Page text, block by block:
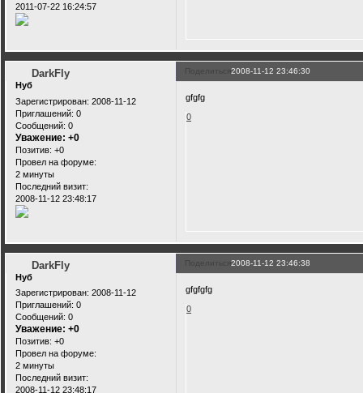
2011-07-22 16:24:57
Поделиться2008-11-12 23:46:30
DarkFly
Нуб
Зарегистрирован: 2008-11-12
Приглашений: 0
Сообщений: 0
Уважение: +0
Позитив: +0
Провел на форуме:
2 минуты
Последний визит:
2008-11-12 23:48:17
gfgfg
0
Поделиться2008-11-12 23:46:38
DarkFly
Нуб
Зарегистрирован: 2008-11-12
Приглашений: 0
Сообщений: 0
Уважение: +0
Позитив: +0
Провел на форуме:
2 минуты
Последний визит:
2008-11-12 23:48:17
gfgfgfg
0